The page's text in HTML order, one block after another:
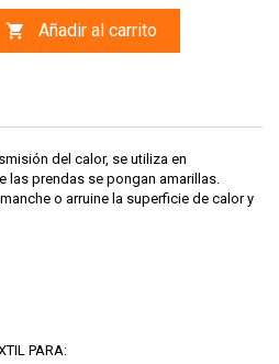
 Añadir al carrito
del calor, se utiliza en
las prendas se pongan amarillas.
o arruine la superficie de calor y
PARA: